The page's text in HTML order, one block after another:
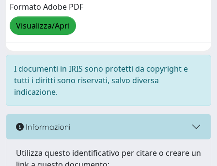
Formato Adobe PDF
Visualizza/Apri
I documenti in IRIS sono protetti da copyright e
tutti i diritti sono riservati, salvo diversa
indicazione.
Informazioni
Utilizza questo identificativo per citare o creare un